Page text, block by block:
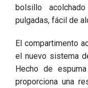
bolsillo
pulgadas, fácil de
El compartimento
el nuevo sistema
Hecho de
proporciona una